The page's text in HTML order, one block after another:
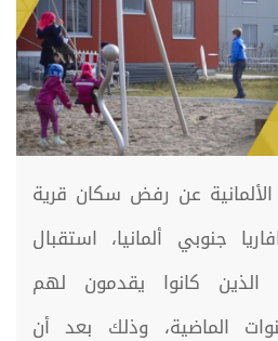
عن رفض سكان قرية
جنوبي ألمانيا، استقبال
الذين كانوا يقدمون لهم
الماضية، وذلك بعد أن